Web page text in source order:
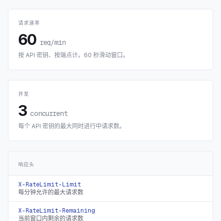
请求速率
60 req/min
按 API 密钥、按端点计。60 秒滑动窗口。
并发
3 concurrent
每个 API 密钥的最大同时进行中请求数。
响应头
X-RateLimit-Limit
每分钟允许的最大请求数
X-RateLimit-Remaining
当前窗口内剩余的请求数